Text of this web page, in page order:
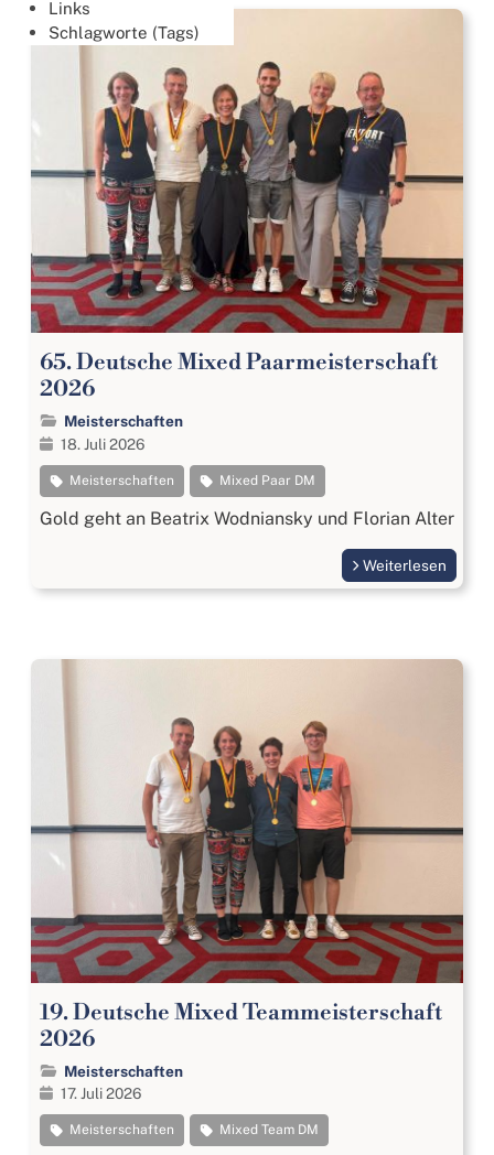
Links
Schlagworte (Tags)
65. Deutsche Mixed Paarmeisterschaft
2026
Meisterschaften
18. Juli 2026
Meisterschaften Mixed Paar DM
Gold geht an Beatrix Wodniansky und Florian Alter
Weiterlesen
19. Deutsche Mixed Teammeisterschaft
2026
Meisterschaften
17. Juli 2026
Meisterschaften Mixed Team DM